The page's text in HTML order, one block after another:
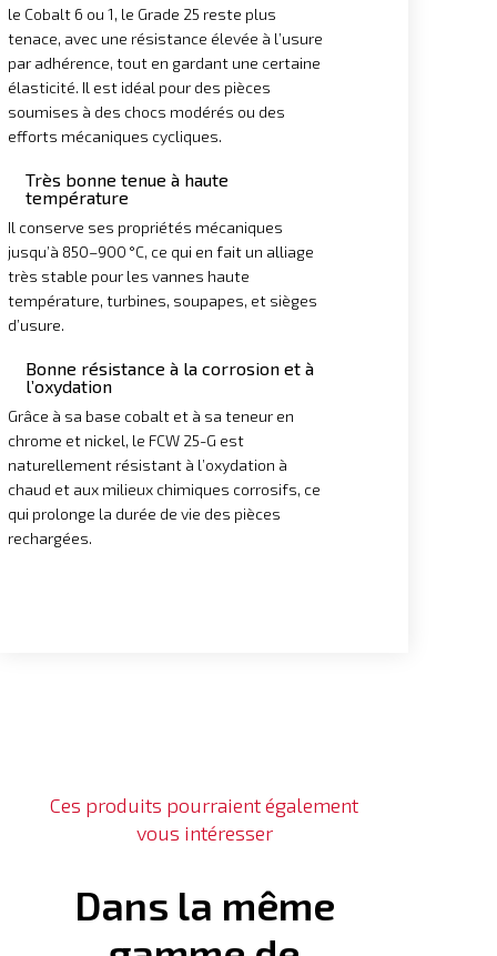
le Cobalt 6 ou 1, le Grade 25 reste plus
tenace, avec une résistance élevée à l’usure
par adhérence, tout en gardant une certaine
élasticité. Il est idéal pour des pièces
soumises à des chocs modérés ou des
efforts mécaniques cycliques.
Très bonne tenue à haute
température
Il conserve ses propriétés mécaniques
jusqu’à 850–900 °C, ce qui en fait un alliage
très stable pour les vannes haute
température, turbines, soupapes, et sièges
d’usure.
Bonne résistance à la corrosion et à
l’oxydation
Grâce à sa base cobalt et à sa teneur en
chrome et nickel, le FCW 25-G est
naturellement résistant à l’oxydation à
chaud et aux milieux chimiques corrosifs, ce
qui prolonge la durée de vie des pièces
rechargées.
Ces produits pourraient également
vous intéresser
Dans la même